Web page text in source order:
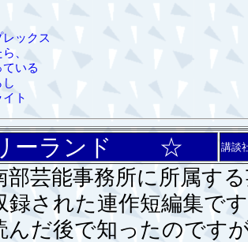
ックス
、
いる
イト
ーランド ☆ 講談
芸能事務所に所属す
録された連作短編集で
だ後で知ったのです